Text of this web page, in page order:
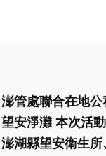
澎管處聯合在地
望安淨灘 本次活
澎湖縣望安衛生